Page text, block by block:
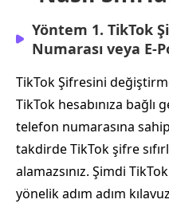
Yöntem 1. TikTok
Numarası veya
TikTok Şifresini
TikTok hesabınıza bağlı
telefon numarasına
takdirde TikTok şifre
alamazsınız. Şimdi
yönelik adım adım